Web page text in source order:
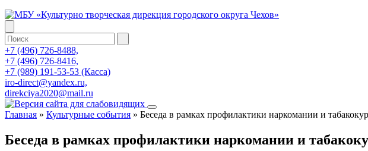
+7 (496) 726-8488,
+7 (496) 726-8416,
+7 (989) 191-53-53 (Касса)
iro-direct@yandex.ru,
direkciya2020@mail.ru
Главная » Культурные события » Беседа в рамках профилактики наркомании и
Беседа в рамках профилактики наркомании и